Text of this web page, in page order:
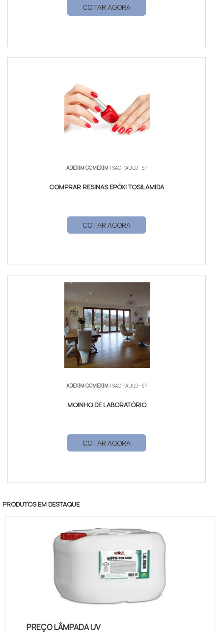
COTAR AGORA
ADEXIM COMEXIM/ SÃO PAULO - SP
COMPRAR RESINAS EPÓXI TOSILAMIDA
COTAR AGORA
ADEXIM COMEXIM/ SÃO PAULO - SP
MOINHO DE LABORATÓRIO
COTAR AGORA
PRODUTOS EM DESTAQUE
PREÇO LÂMPADA UV